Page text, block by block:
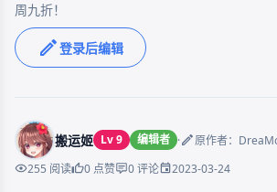
登录后编辑
搬运姬 Lv 9 编辑者 · 原作者：
255 阅读
0 点赞 0 评论 2023-03-24